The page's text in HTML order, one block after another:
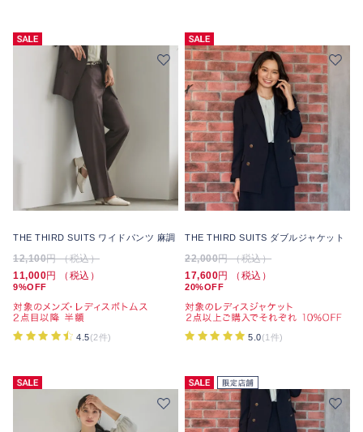
THE THIRD SUITS ワイドパンツ 麻調
12,100円 （税込）
11,000円 （税込）
9%OFF
4.5(2件)
THE THIRD SUITS ダブルジャケット
22,000円 （税込）
17,600円 （税込）
20%OFF
5.0(1件)